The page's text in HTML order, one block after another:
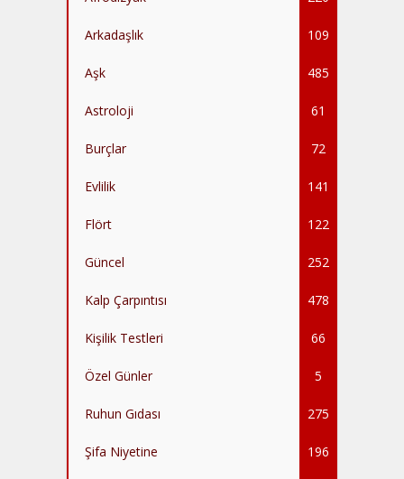
Arkadaşlık 109
Aşk 485
Astroloji 61
Burçlar 72
Evlilik 141
Flört 122
Güncel 252
Kalp Çarpıntısı 478
Kişilik Testleri 66
Özel Günler 5
Ruhun Gıdası 275
Şifa Niyetine 196